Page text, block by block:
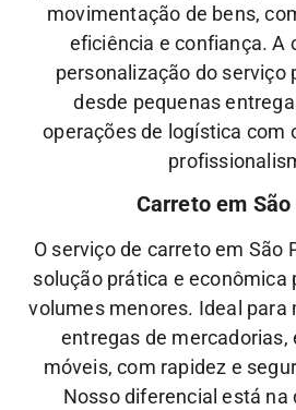
movimentação de bens,
eficiência e confiança. A
personalização do serviço
desde pequenas
operações de logística com
Carreto em
O serviço de carreto em São
solução prática e econômica
volumes menores. Ideal para
entregas de mercadorias,
móveis, com rapidez e
Nosso diferencial está na